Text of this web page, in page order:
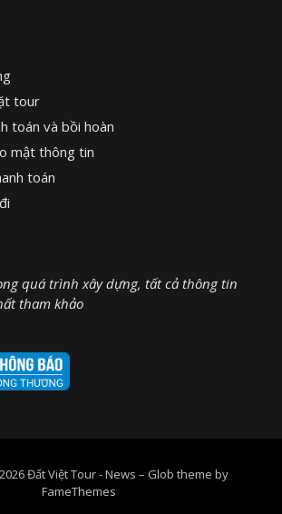
tour
toán và bồi hoàn
mật thông tin
toán
quá trình xây dựng, tất cả thông tin
tham khảo
Đất Việt Tour - News – Glob theme by
FameThemes